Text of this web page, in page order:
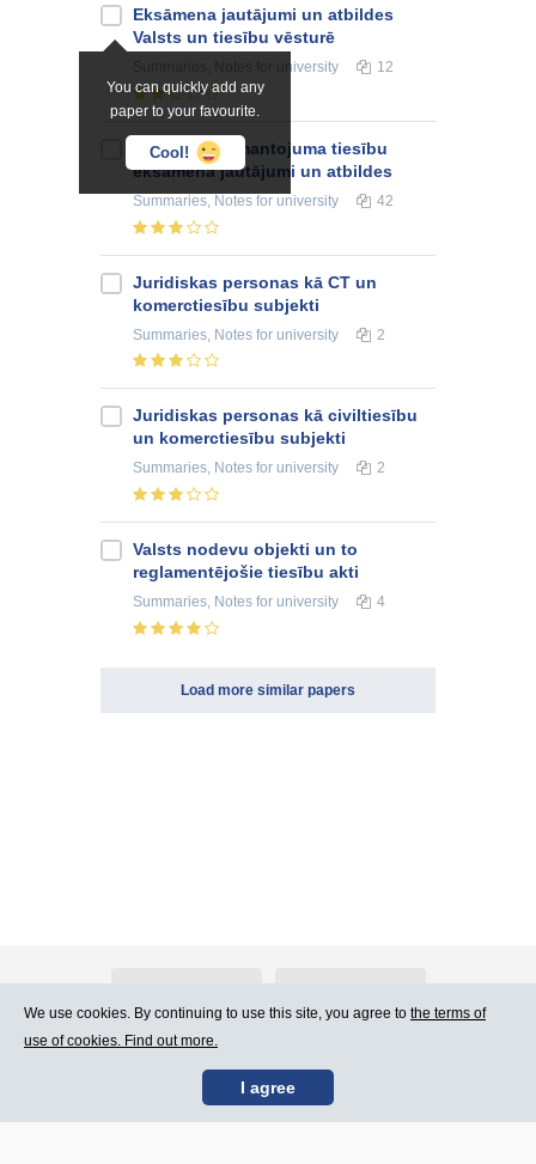
You can quickly add any
paper to your favourite.
Cool!
Eksāmena jautājumi un atbildes
Valsts un tiesību vēsturē
for university 12
Ģimenes un mantojuma tiesību
eksāmena jautājumi un atbildes
Summaries, Notes for university 42
Juridiskas personas kā CT un
komerctiesību subjekti
Summaries, Notes for university 2
Juridiskas personas kā civiltiesību
un komerctiesību subjekti
Summaries, Notes for university 2
Valsts nodevu objekti un to
reglamentējošie tiesību akti
Summaries, Notes for university 4
Load more similar papers
Contact Us Terms of Use
We use cookies. By continuing to use this site, you agree to the terms of
use of cookies. Find out more.
I agree